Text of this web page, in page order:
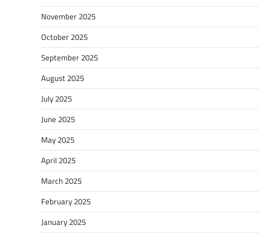
November 2025
October 2025
September 2025
August 2025
July 2025
June 2025
May 2025
April 2025
March 2025
February 2025
January 2025